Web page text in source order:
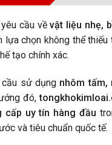
cầu vềvật liệu nhẹ,
lựa chọn không thể
tạo chính xác.
cầu sử dụng nhôm tấm,
đó,
cấp uy tín hàng đầu
và tiêu chuẩn quốc tế.